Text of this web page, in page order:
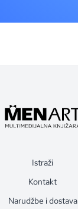
Istraži
Kontakt
Narudžbe i dostava